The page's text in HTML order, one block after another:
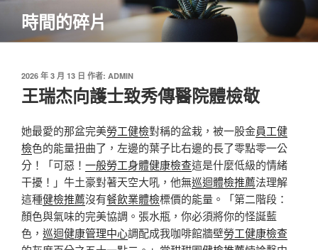
主
時間的碎片
發
佈
於
2026 年 3 月 13 日 作者: ADMIN
王瑞杰向護士致秀傳醫院體檢敬
她最愛的那盆完美勞工健檢對稱的盆栽，被一股金員工健
檢色的能量扭曲了，左邊的葉子比右邊的長了零點零一公
分！「可惡！ 一般勞工身體健康檢查這是什麼低級的情緒
干擾！」牛土豪對著天空大吼，他無巡迴體檢推薦法理解
這種健檢推薦沒有餐飲業體檢標價的能量。「第二階段：
顏色與氣味的完美協調。張水瓶，你必須將你的怪誕藍
色， 巡迴健康管理中心調配成我咖啡館牆壁勞工健康檢查